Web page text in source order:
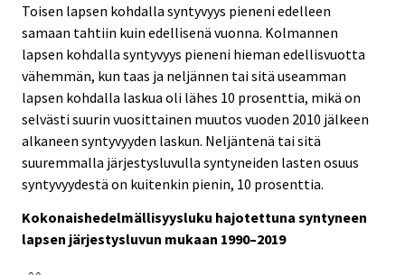
Toisen lapsen kohdalla syntyvyys pieneni edelleen
samaan tahtiin kuin edellisenä vuonna. Kolmannen
lapsen kohdalla syntyvyys pieneni hieman edellisvuotta
vähemmän, kun taas ja neljännen tai sitä useamman
lapsen kohdalla laskua oli lähes 10 prosenttia, mikä on
selvästi suurin vuosittainen muutos vuoden 2010 jälkeen
alkaneen syntyvyyden laskun. Neljäntenä tai sitä
suuremmalla järjestysluvulla syntyneiden lasten osuus
syntyvyydestä on kuitenkin pienin, 10 prosenttia.
Kokonaishedelmällisyysluku hajotettuna syntyneen
lapsen järjestysluvun mukaan 1990–2019